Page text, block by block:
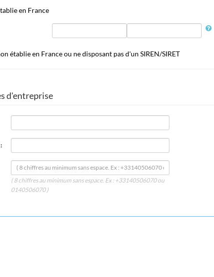
en France
établie en France ou ne disposant pas d'un SIREN/SIRET
d'entreprise
Adresse (suite) :
( 8 chiffres au minimum sans espace. Ex : +33140506070 ou
0140506070 )